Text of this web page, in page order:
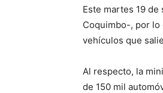
Este martes 19
Coquimbo-, por
vehículos que
Al respecto, la
de 150 mil